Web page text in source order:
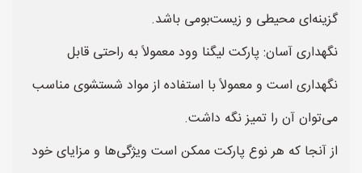
گزینه‌ای محیطی و زیست‌بومی باشد.
نگهداری آسان: پارکت لیگنا وود معمولاً به راحتی قابل
نگهداری است و معمولاً با استفاده از مواد شستشوی مناسب
می‌توان آن را تمیز نگه داشت.
از آنجا که هر نوع پارکت ممکن است ویژگی‌ها و مزایای خود